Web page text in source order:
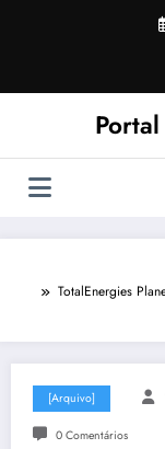
TotalEnergies
[Arquivo]
0 Comentários